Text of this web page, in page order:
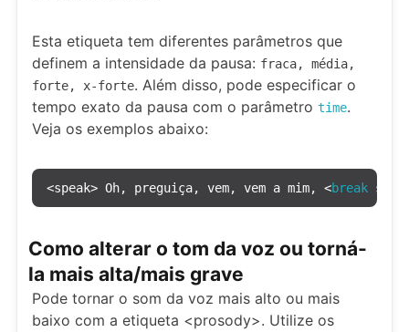
Esta etiqueta tem diferentes parâmetros que
definem a intensidade da pausa: fraca, média,
forte, x-forte. Além disso, pode especificar o
tempo exato da pausa com o parâmetro time.
Veja os exemplos abaixo:
<speak> Oh, preguiça, vem, vem a mim, <break
Como alterar o tom da voz ou torná-
la mais alta/mais grave
Pode tornar o som da voz mais alto ou mais
baixo com a etiqueta <prosody>. Utilize os